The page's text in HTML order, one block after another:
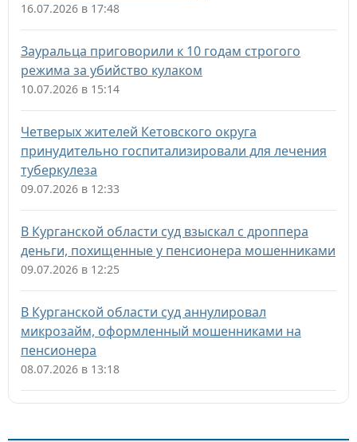
16.07.2026 в 17:48
Зауральца приговорили к 10 годам строгого
режима за убийство кулаком
10.07.2026 в 15:14
Четверых жителей Кетовского округа
принудительно госпитализировали для лечения
туберкулеза
09.07.2026 в 12:33
В Курганской области суд взыскал с дроппера
деньги, похищенные у пенсионера мошенниками
09.07.2026 в 12:25
В Курганской области суд аннулировал
микрозайм, оформленный мошенниками на
пенсионера
08.07.2026 в 13:18